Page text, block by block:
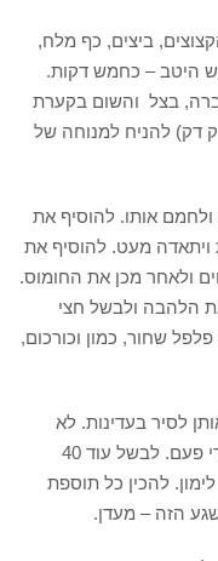
ביצים, כף מלח,
היטב – כחמש דקות.
בצל והשום בקערת
דק) להניח למנוחה של
4 כפות שמן זית ולחמם אותו. להוסיף את
ויתאדה מעט. להוסיף את
מים רותחים ולאחר מכן את החומוס.
הלהבה ולבשל חצי
גדושה של פלפל שחור, כמון וכורכום,
לסיר בעדינות. לא
לערבב את התכולה רק לנער את הסיר מדי פעם. לבשל עוד 40
להכין כל תוספת
הזה – מעדן.